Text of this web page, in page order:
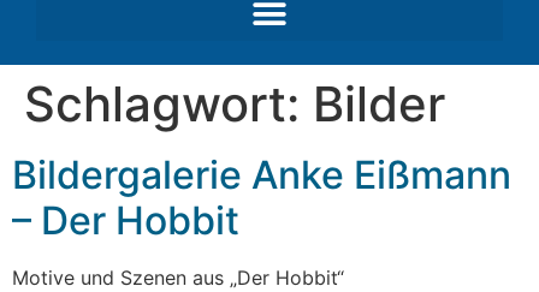
Schlagwort: Bilder
Bildergalerie Anke Eißmann
– Der Hobbit
Motive und Szenen aus „Der Hobbit“